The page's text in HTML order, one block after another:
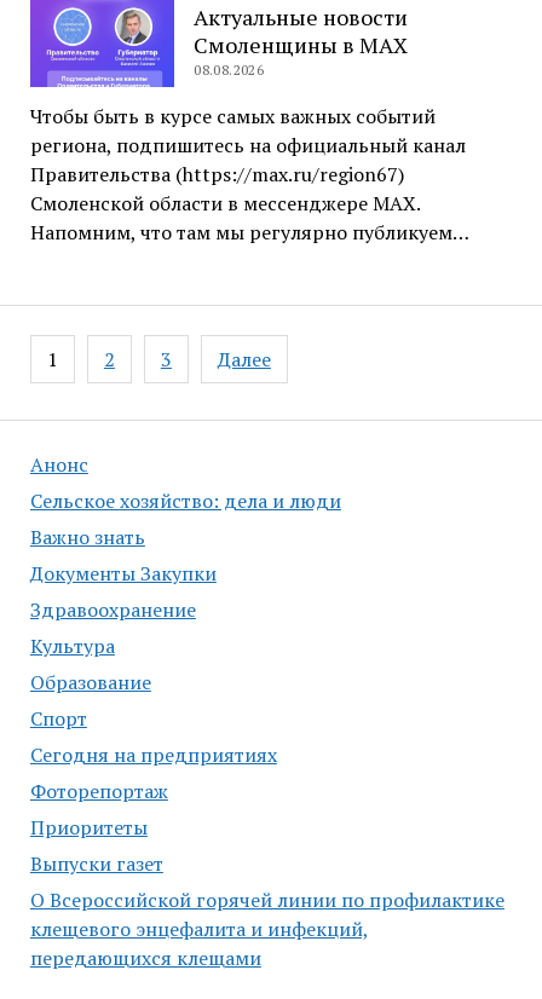
Анонс
Сельское хозяйство: дела и люди
Важно знать
Документы Закупки
Здравоохранение
Культура
Образование
Спорт
Сегодня на предприятиях
Фоторепортаж
Приоритеты
Выпуски газет
О Всероссийской горячей линии по профилактике
клещевого энцефалита и инфекций,
передающихся клещами
Актуальные новости
Смоленщины в MAX
08.08.2026
Чтобы быть в курсе самых важных событий
региона, подпишитесь на официальный канал
Правительства (https://max.ru/region67)
Смоленской области в мессенджере MAX.
Напомним, что там мы регулярно публикуем…
Навигация
по
1 2 3 Далее